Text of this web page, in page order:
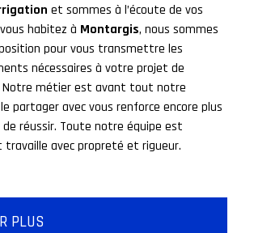
et sommes à l’écoute de vos
habitez à Montargis, nous sommes
pour vous transmettre les
nécessaires à votre projet de
Notre métier est avant tout notre
partager avec vous renforce encore plus
réussir. Toute notre équipe est
travaille avec propreté et rigueur.
PLUS